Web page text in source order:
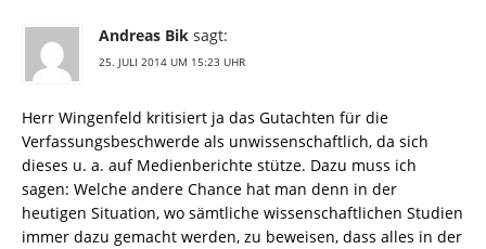
Andreas Bik sagt:
25. JULI 2014 UM 15:23 UHR
Herr Wingenfeld kritisiert ja das Gutachten für die
Verfassungsbeschwerde als unwissenschaftlich, da sich
dieses u. a. auf Medienberichte stütze. Dazu muss ich
sagen: Welche andere Chance hat man denn in der
heutigen Situation, wo sämtliche wissenschaftlichen Studien
immer dazu gemacht werden, zu beweisen, dass alles in der